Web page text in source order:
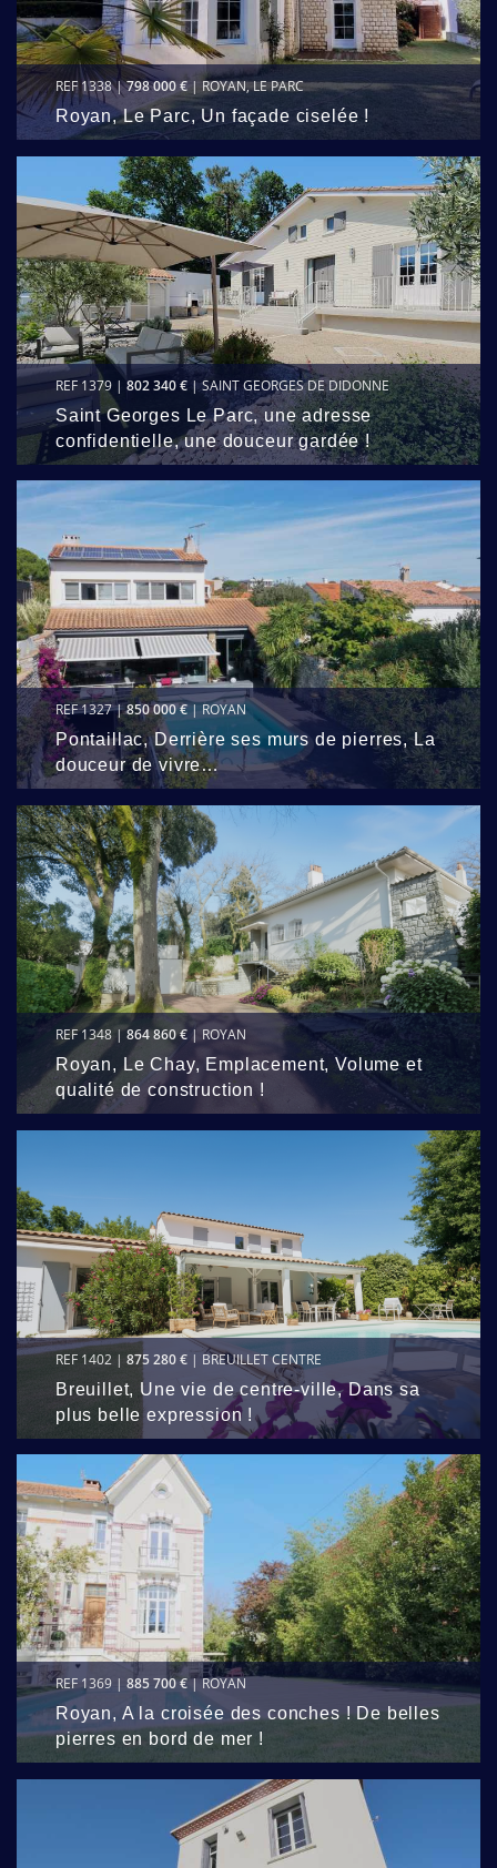
REF 1338 |798 000 €| ROYAN, LE PARC
Royan, Le Parc, Un façade ciselée !
REF 1379 | 802 340 € | SAINT GEORGES DE DIDONNE
Saint Georges Le Parc, une adresse
confidentielle, une douceur gardée !
REF 1327 |850 000 € | ROYAN
Pontaillac, Derrière ses murs de pierres, La
douceur de vivre…
REF 1348 |864 860 € | ROYAN
Royan, Le Chay, Emplacement, Volume et
qualité de construction !
REF 1402 | 875 280 € | BREUILLET CENTRE
Breuillet, Une vie de centre-ville, Dans sa
plus belle expression !
REF 1369 | 885 700 €| ROYAN
Royan, A la croisée des conches ! De belles
pierres en bord de mer !